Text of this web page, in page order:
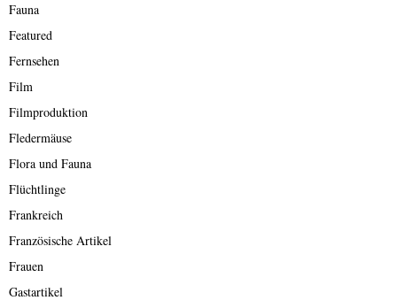
Fauna
Featured
Fernsehen
Film
Filmproduktion
Fledermäuse
Flora und Fauna
Flüchtlinge
Frankreich
Französische Artikel
Frauen
Gastartikel